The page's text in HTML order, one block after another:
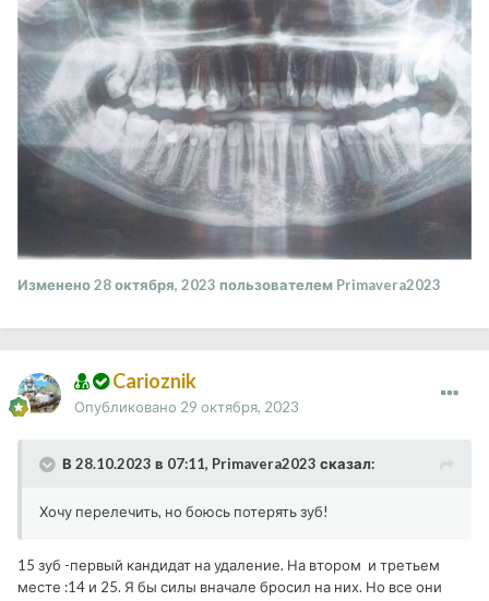
Изменено28 октября, 2023 пользователем Primavera2023
Carioznik
Опубликовано 29 октября, 2023
В 28.10.2023 в 07:11, Primavera2023 сказал:
Хочу перелечить, но боюсь потерять зуб!
15 зуб -первый кандидат на удаление. На втором и третьем
месте :14 и 25. Я бы силы вначале бросил на них. Но все они